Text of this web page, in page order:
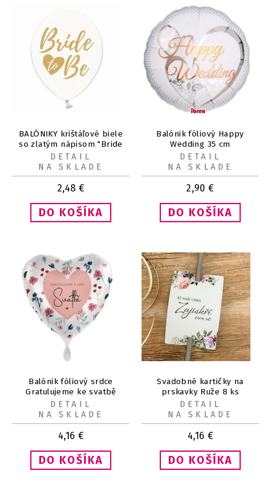
BALÓNIKY krištáľové biele
so zlatým nápisom "Bride
to be" 30cm 6ks
2,48 €
DETAIL
NA SKLADE
Balónik fóliový Happy
Wedding 35 cm
2,90 €
DETAIL
NA SKLADE
Balónik fóliový srdce
Gratulujeme ke svatbě
Flowers 43 cm
4,16 €
DETAIL
NA SKLADE
Svadobné kartičky na
prskavky Ruže 8 ks
4,16 €
DETAIL
NA SKLADE